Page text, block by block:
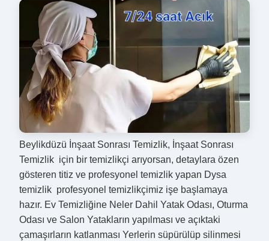
Beylikdüzü İnşaat Sonrası Temizlik, İnşaat Sonrası
Temizlik için bir temizlikçi arıyorsan, detaylara özen
gösteren titiz ve profesyonel temizlik yapan Dysa
temizlik profesyonel temizlikçimiz işe başlamaya
hazır. Ev Temizliğine Neler Dahil Yatak Odası, Oturma
Odası ve Salon Yatakların yapılması ve açıktaki
çamaşırların katlanması Yerlerin süpürülüp silinmesi